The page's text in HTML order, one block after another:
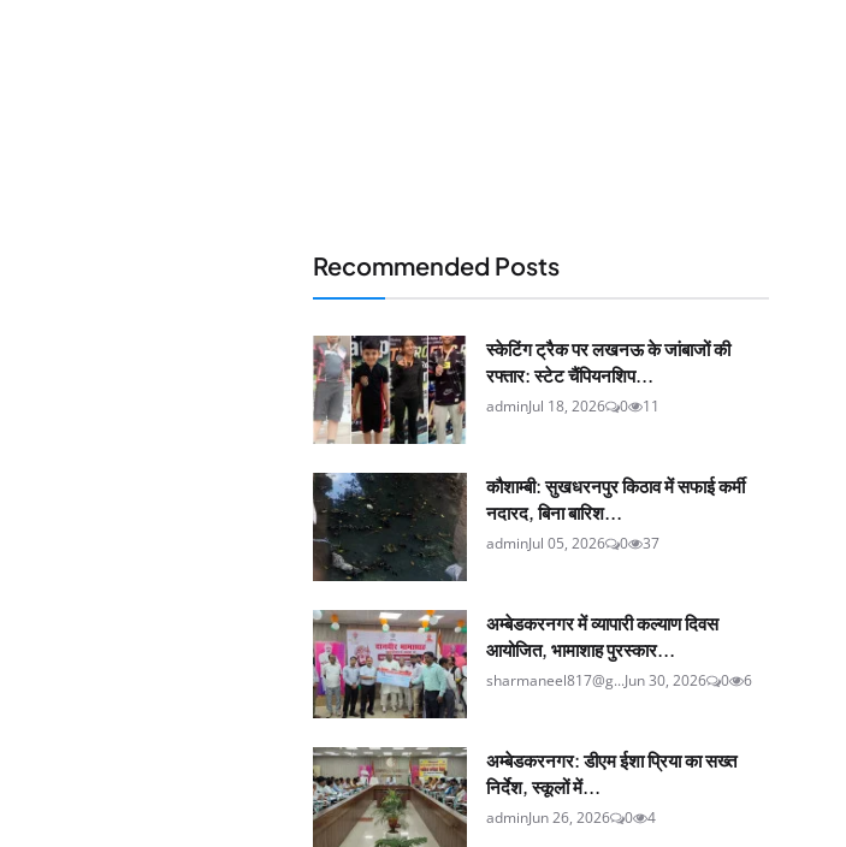
Recommended Posts
स्केटिंग ट्रैक पर लखनऊ के जांबाजों की
रफ्तार: स्टेट चैंपियनशिप...
adminJul 18, 2026 0 11
कौशाम्बी: सुखधरनपुर किठाव में सफाई कर्मी
नदारद, बिना बारिश...
adminJul 05, 2026 0 37
अम्बेडकरनगर में व्यापारी कल्याण दिवस
आयोजित, भामाशाह पुरस्कार...
sharmaneel817@g...Jun 30, 2026 0 6
अम्बेडकरनगर: डीएम ईशा प्रिया का सख्त
निर्देश, स्कूलों में...
adminJun 26, 2026 0 4